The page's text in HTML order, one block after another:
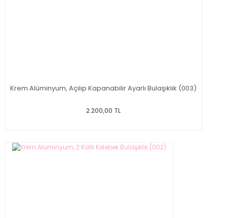
Krem Alüminyum, Açılıp Kapanabilir Ayarlı Bulaşıklık (003)
2.200,00 TL